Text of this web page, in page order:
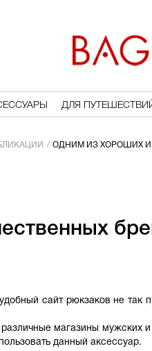
ДЛЯ
ОДНИМ ИЗ ХОРОШИХ И
сайт рюкзаков не так
магазины мужских
данный аксессуар.